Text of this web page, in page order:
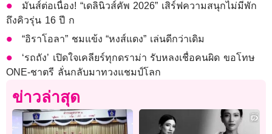
มันส์ต่อเนื่อง! “เดลินิวส์คัพ 2026” เสิร์ฟความสนุกไม่มีพัก
ถึงคิวรุ่น 16 ปี ก
“อิราโอลา” ชมแข้ง “หงส์แดง” เล่นดีกว่าเดิม
‘รถถัง’ เปิดใจเคลียร์ทุกดราม่า รับหลงเชื่อคนผิด ขอโทษ
ONE-ชาตรี ลั่นกลับมาทวงแชมป์โลก
ข่าวล่าสุด